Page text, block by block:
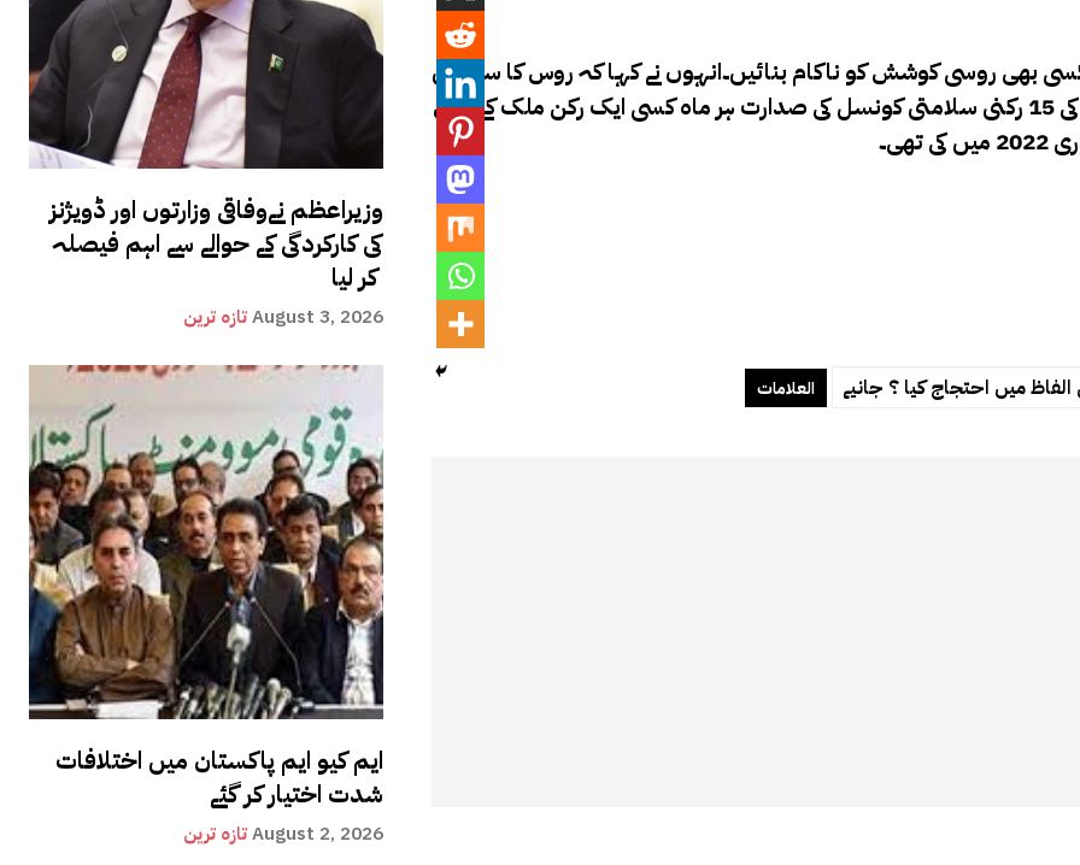
وزیراعظم نےوفاقی وزارتوں اور ڈویژنز
کی کارکردگی کے حوالے سے اہم فیصلہ
کر لیا
تازہ ترینAugust 3, 2026
ایم کیو ایم پاکستان میں اختلافات
شدت اختیار کر گئے
تازہ ترینAugust 2, 2026
بھی روسی کوشش کو ناکام بنائیں۔انہوں نے کہا کہ روس کا سلامتی
کونسل میں ہونا غیر قانونی ہے۔خیال رہے کہ اقوام متحدہ کی 15 رکنی سلامتی کونسل کی صدارت ہر ماہ کسی ایک رکن ملک کے پاس
العلامات میں احتجاج کیا ؟ جانیے